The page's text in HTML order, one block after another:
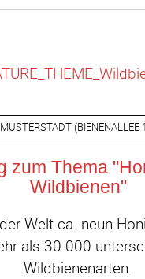
MUSTERSTADT (BIENENALLEE
zum Thema
Wildbienen"
Welt ca. neun
als 30.000
Wildbienenarten.